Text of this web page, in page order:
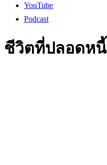
YouTube
Podcast
ชีวิตที่ปลอดหนี้